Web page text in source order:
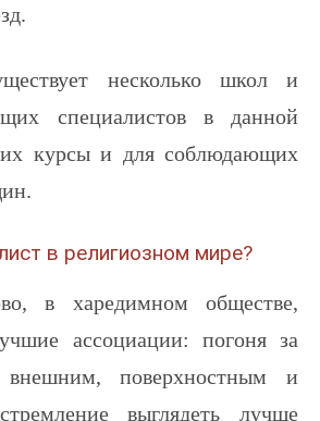
несколько школ и
специалистов в данной
курсы и для соблюдающих
в религиозном мире?
в харедимном обществе,
ассоциации: погоня за
поверхностным и
выглядеть лучше